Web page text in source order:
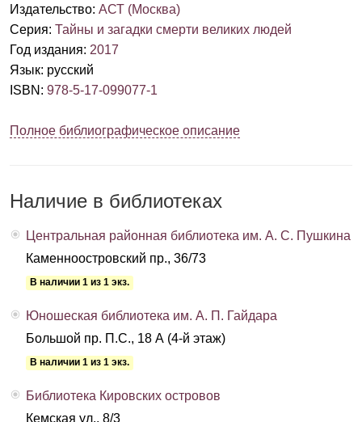
Издательство: АСТ (Москва)
Серия: Тайны и загадки смерти великих людей
Год издания: 2017
Язык: русский
ISBN : 978-5-17-099077-1
Полное библиографическое описание
Наличие в библиотеках
Центральная районная библиотека им. А. С. Пушкина
Каменноостровский пр., 36/73
В наличии 1 из 1 экз.
Юношеская библиотека им. А. П. Гайдара
Большой пр. П.С., 18 А (4-й этаж)
В наличии 1 из 1 экз.
Библиотека Кировских островов
Кемская ул., 8/3